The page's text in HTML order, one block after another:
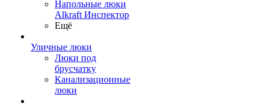
Напольные люки
Alkraft Инспектор
Ещё
Уличные люки
Люки под
брусчатку
Канализационные
люки